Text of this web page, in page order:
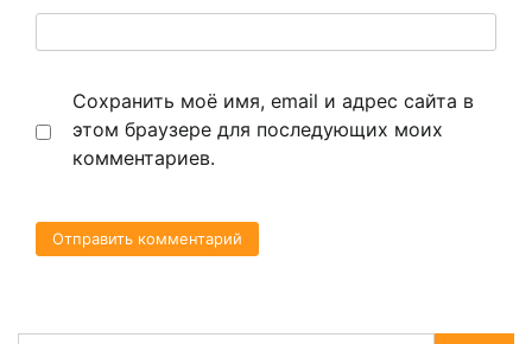
Сохранить моё имя, email и адрес сайта в
этом браузере для последующих моих
комментариев.